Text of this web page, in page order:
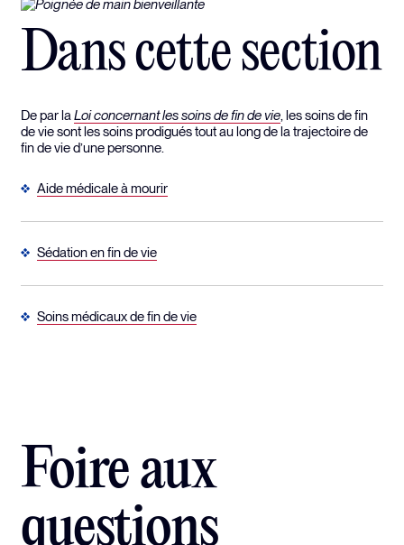
Dans cette section
De par laLoi concernant les soins de fin de vie, les soins de fin
de vie sont les soins prodigués tout au long de la trajectoire de
fin de vie d’une personne.
Aide médicale à mourir
Sédation en fin de vie
Soins médicaux de fin de vie
Foire aux
questions